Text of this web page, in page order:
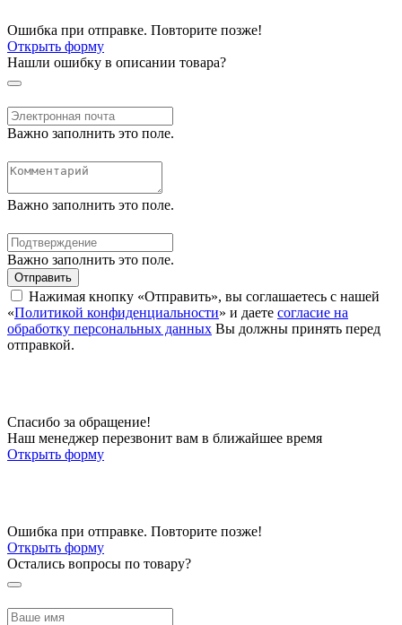
Ошибка при отправке. Повторите позже!
Открыть форму
Нашли ошибку в описании товара?
Важно заполнить это поле.
Важно заполнить это поле.
Важно заполнить это поле.
Отправить
Нажимая кнопку «Отправить», вы соглашаетесь с нашей
«Политикой конфиденциальности» и даете согласие на
обработку персональных данных Вы должны принять перед
отправкой.
Спасибо за обращение!
Наш менеджер перезвонит вам в ближайшее время
Открыть форму
Ошибка при отправке. Повторите позже!
Открыть форму
Остались вопросы по товару?